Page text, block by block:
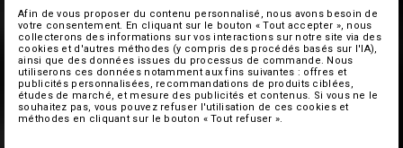
Afin de vous proposer du contenu personnalisé, nous avons besoin de
votre consentement. En cliquant sur le bouton « Tout accepter », nous
collecterons des informations sur vos interactions sur notre site via des
cookies et d'autres méthodes (y compris des procédés basés sur l'IA),
ainsi que des données issues du processus de commande. Nous
utiliserons ces données notamment aux fins suivantes : offres et
publicités personnalisées, recommandations de produits ciblées,
études de marché, et mesure des publicités et contenus. Si vous ne le
souhaitez pas, vous pouvez refuser l'utilisation de ces cookies et
méthodes en cliquant sur le bouton « Tout refuser ».